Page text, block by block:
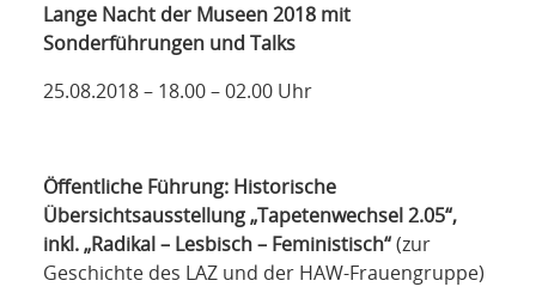
Lange Nacht der Museen 2018 mit
Sonderführungen und Talks
25.08.2018 – 18.00 – 02.00 Uhr
Öffentliche Führung: Historische
Übersichtsausstellung „Tapetenwechsel 2.05“,
inkl. „Radikal – Lesbisch – Feministisch“(zur
Geschichte des LAZ und der HAW-Frauengruppe)